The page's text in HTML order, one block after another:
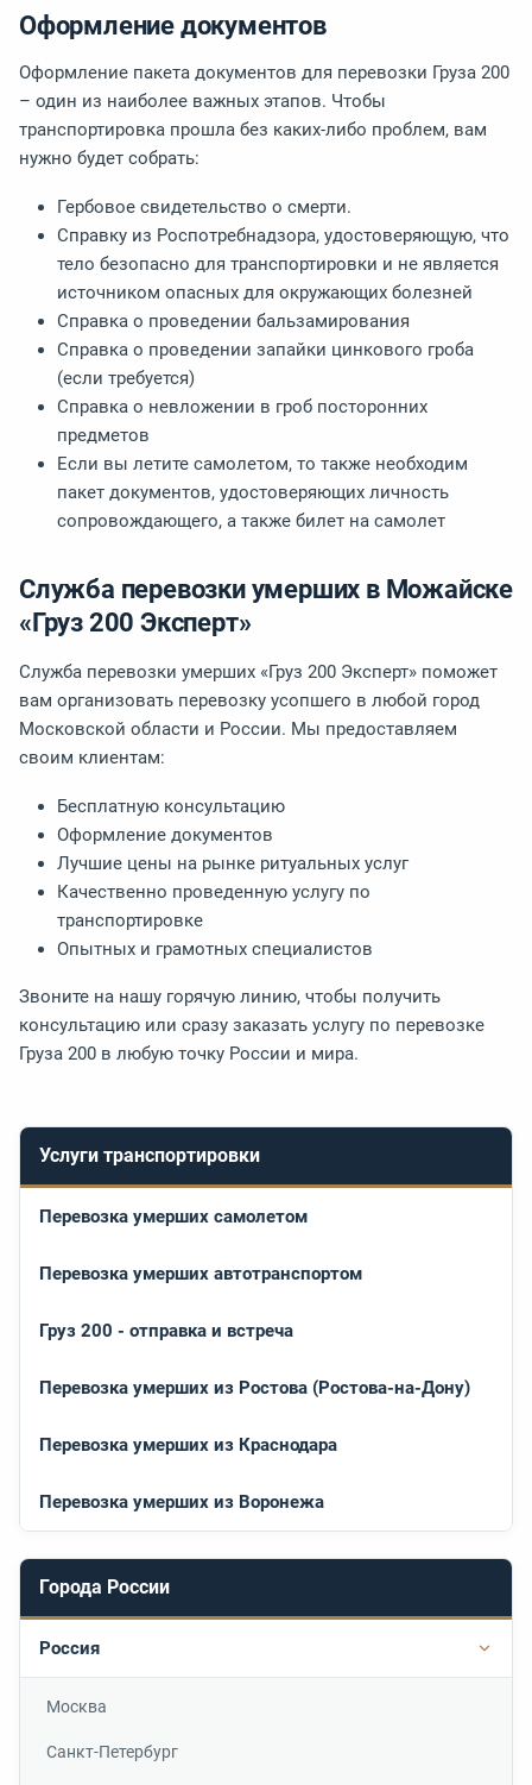
Услуги транспортировки
Перевозка умерших самолетом
Перевозка умерших автотранспортом
Груз 200 - отправка и встреча
Перевозка умерших из Ростова (Ростова-на-Дону)
Перевозка умерших из Краснодара
Перевозка умерших из Воронежа
Города России
Россия
Москва
Санкт-Петербург
Оформление документов
Оформление пакета документов для перевозки Груза 200
– один из наиболее важных этапов. Чтобы
транспортировка прошла без каких-либо проблем, вам
нужно будет собрать:
Гербовое свидетельство о смерти.
Справку из Роспотребнадзора, удостоверяющую, что
тело безопасно для транспортировки и не является
источником опасных для окружающих болезней
Справка о проведении бальзамирования
Справка о проведении запайки цинкового гроба
(если требуется)
Справка о невложении в гроб посторонних
предметов
Если вы летите самолетом, то также необходим
пакет документов, удостоверяющих личность
сопровождающего, а также билет на самолет
Служба перевозки умерших в Можайске
«Груз 200 Эксперт»
Служба перевозки умерших «Груз 200 Эксперт» поможет
вам организовать перевозку усопшего в любой город
Московской области и России. Мы предоставляем
своим клиентам:
Бесплатную консультацию
Оформление документов
Лучшие цены на рынке ритуальных услуг
Качественно проведенную услугу по
транспортировке
Опытных и грамотных специалистов
Звоните на нашу горячую линию, чтобы получить
консультацию или сразу заказать услугу по перевозке
Груза 200 в любую точку России и мира.